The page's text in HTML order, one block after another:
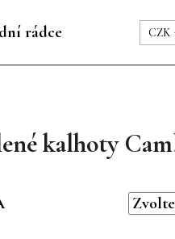
rádce Péče & CZK
kalhoty